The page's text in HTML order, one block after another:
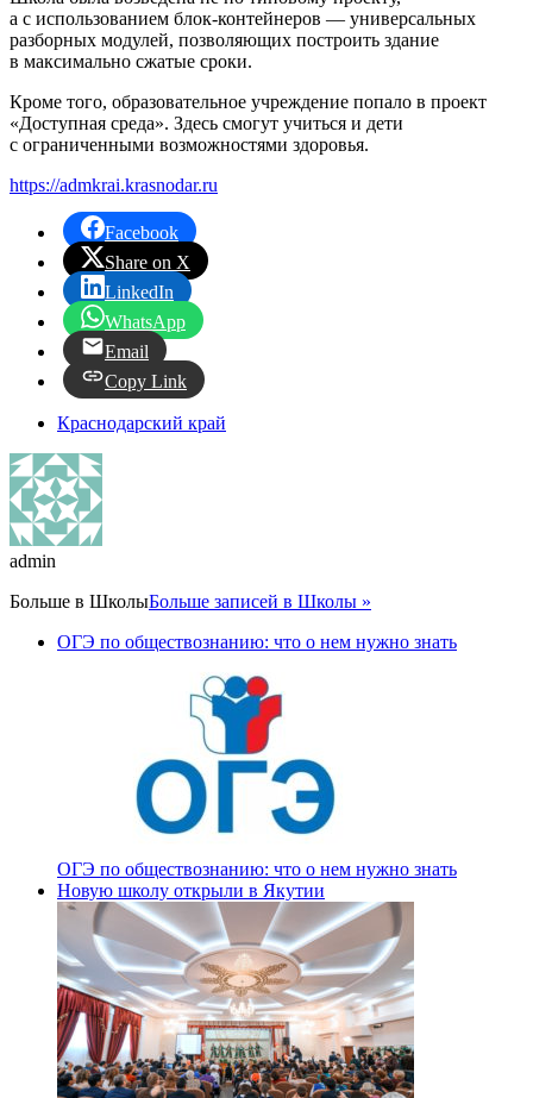
а с использованием блок-контейнеров — универсальных
разборных модулей, позволяющих построить здание
в максимально сжатые сроки.
Кроме того, образовательное учреждение попало в проект
«Доступная среда». Здесь смогут учиться и дети
с ограниченными возможностями здоровья.
https://admkrai.krasnodar.ru
Facebook
Share on X
LinkedIn
WhatsApp
Email
Copy Link
Краснодарский край
admin
Больше в ШколыБольше записей в Школы »
ОГЭ по обществознанию: что о нем нужно знать
ОГЭ по обществознанию: что о нем нужно знать
Новую школу открыли в Якутии